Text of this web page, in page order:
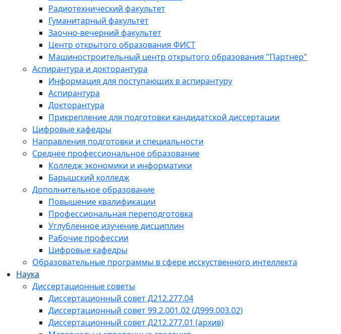
Радиотехнический факультет
Гуманитарный факультет
Заочно-вечерний факультет
Центр открытого образования ФИСТ
Машиностроительный центр открытого образования "Партнер"
Аспирантура и докторантура
Информация для поступающих в аспирантуру
Аспирантура
Докторантура
Прикрепление для подготовки кандидатской диссертации
Цифровые кафедры
Направления подготовки и специальности
Среднее профессиональное образование
Колледж экономики и информатики
Барышский колледж
Дополнительное образование
Повышение квалификации
Профессиональная переподготовка
Углубленное изучение дисциплин
Рабочие профессии
Цифровые кафедры
Образовательные программы в сфере исскуственного интеллекта
Наука
Диссертационные советы
Диссертационный совет Д212.277.04
Диссертационный совет 99.2.001.02 (Д999.003.02)
Диссертационный совет Д212.277.01 (архив)